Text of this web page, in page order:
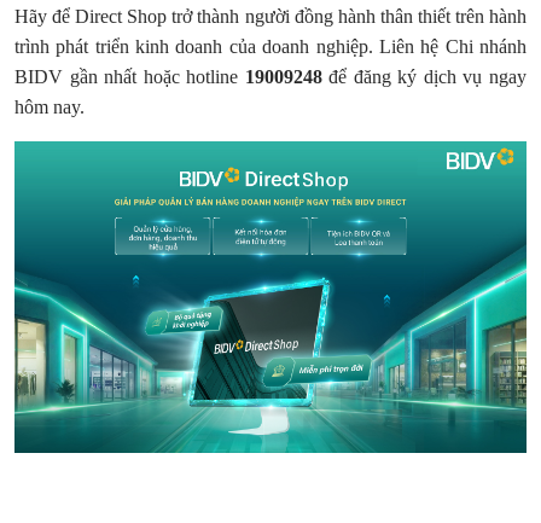
Hãy để Direct Shop trở thành người đồng hành thân thiết trên hành
trình phát triển kinh doanh của doanh nghiệp. Liên hệ Chi nhánh
BIDV gần nhất hoặc hotline 19009248để đăng ký dịch vụ ngay
hôm nay.